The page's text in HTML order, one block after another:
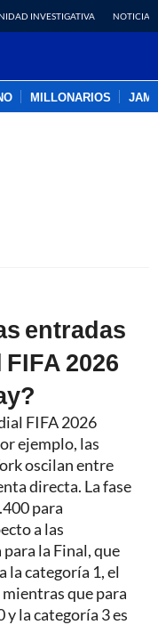
INVESTIGATIVA NOTICIAS
MILLONARIOS
entradas
2026
FIFA 2026
ejemplo, las
oscilan entre
directa. La fase
para
a las
la Final, que
la categoría 1, el
que para
y la categoría 3 es